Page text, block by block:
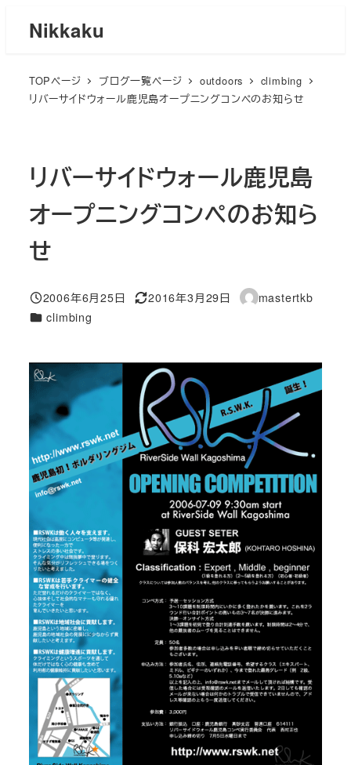
Nikkaku
TOPページ ブログ一覧ページ outdoors
climbing
リバーサイドウォール鹿児島オープニングコンペのお知らせ
リバーサイドウォール鹿児島
オープニングコンペのお知ら
せ
投稿日
2006年6月25日
更新日
2016年3月29日
著
mastertkb
カテゴリー
climbing